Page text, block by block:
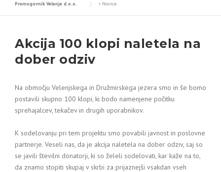
Premogovnik Velenje d.o.o. > Novice
Akcija 100 klopi naletela na
dober odziv
Na območju Velenjskega in Družmirskega jezera smo in še bomo
postavili skupno 100 klopi, ki bodo namenjene počitku
sprehajalcev, tekačev in drugih uporabnikov.
K sodelovanju pri tem projektu smo povabili javnost in poslovne
partnerje. Veseli nas, da je akcija naletela na dober odziv, saj so
se javili številni donatorji, ki so želeli sodelovati, kar kaže na to,
da znamo stopiti skupaj v skrbi za prijaznejši vsakdan vseh